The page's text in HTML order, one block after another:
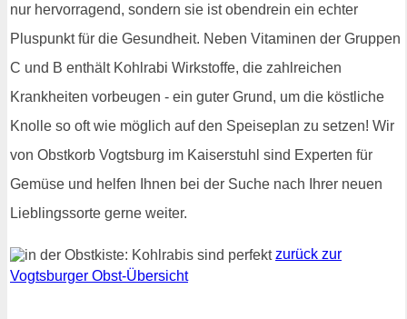
nur hervorragend, sondern sie ist obendrein ein echter
Pluspunkt für die Gesundheit. Neben Vitaminen der Gruppen
C und B enthält Kohlrabi Wirkstoffe, die zahlreichen
Krankheiten vorbeugen - ein guter Grund, um die köstliche
Knolle so oft wie möglich auf den Speiseplan zu setzen! Wir
von Obstkorb Vogtsburg im Kaiserstuhl sind Experten für
Gemüse und helfen Ihnen bei der Suche nach Ihrer neuen
Lieblingssorte gerne weiter.
zurück zur
Vogtsburger Obst-Übersicht